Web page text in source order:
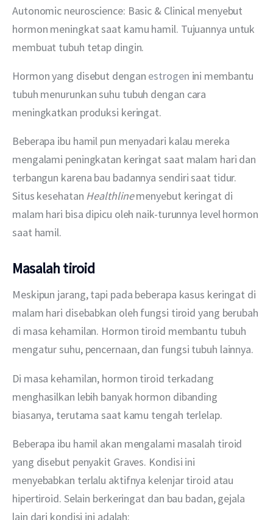
Autonomic neuroscience: Basic & Clinical menyebut
hormon meningkat saat kamu hamil. Tujuannya untuk
membuat tubuh tetap dingin.
Hormon yang disebut dengan estrogen ini membantu
tubuh menurunkan suhu tubuh dengan cara
meningkatkan produksi keringat.
Beberapa ibu hamil pun menyadari kalau mereka
mengalami peningkatan keringat saat malam hari dan
terbangun karena bau badannya sendiri saat tidur.
Situs kesehatan Healthline menyebut keringat di
malam hari bisa dipicu oleh naik-turunnya level hormon
saat hamil.
Masalah tiroid
Meskipun jarang, tapi pada beberapa kasus keringat di
malam hari disebabkan oleh fungsi tiroid yang berubah
di masa kehamilan. Hormon tiroid membantu tubuh
mengatur suhu, pencernaan, dan fungsi tubuh lainnya.
Di masa kehamilan, hormon tiroid terkadang
menghasilkan lebih banyak hormon dibanding
biasanya, terutama saat kamu tengah terlelap.
Beberapa ibu hamil akan mengalami masalah tiroid
yang disebut penyakit Graves. Kondisi ini
menyebabkan terlalu aktifnya kelenjar tiroid atau
hipertiroid. Selain berkeringat dan bau badan, gejala
lain dari kondisi ini adalah: